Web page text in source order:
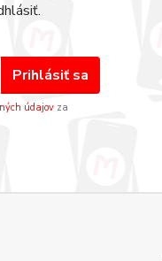
Prihlásiť sa
údajov za